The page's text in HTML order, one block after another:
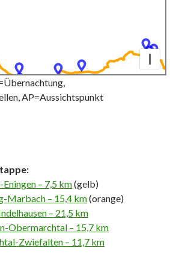
I
AP=Aussichtspunkt
– 7,5 km(gelb)
Marbach – 15,4 km(orange)
– 21,5 km
Obermarchtal – 15,7 km
Zwiefalten – 11,7 km